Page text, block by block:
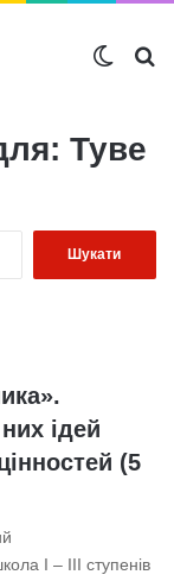
Туве
ідей
(5
І – ІІІ ступенів